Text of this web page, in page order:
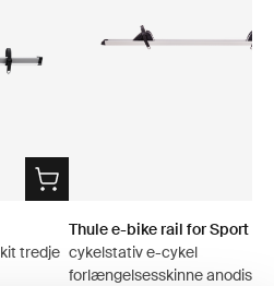
tredje
Thule e-bike rail for Sport G2
cykelstativ e-cykel
forlængelsesskinne